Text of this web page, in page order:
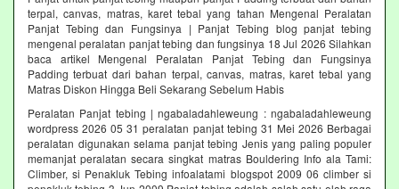
terpal, canvas, matras, karet tebal yang tahan Mengenal Peralatan
Panjat Tebing dan Fungsinya | Panjat Tebing blog panjat tebing
mengenal peralatan panjat tebing dan fungsinya 18 Jul 2026 Silahkan
baca artikel Mengenal Peralatan Panjat Tebing dan Fungsinya
Padding terbuat dari bahan terpal, canvas, matras, karet tebal yang
Matras Diskon Hingga Beli Sekarang Sebelum Habis‎
Peralatan Panjat tebing | ngabaladahleweung : ngabaladahleweung
wordpress 2026 05 31 peralatan panjat tebing 31 Mei 2026 Berbagai
peralatan digunakan selama panjat tebing Jenis yang paling populer
memanjat peralatan secara singkat matras Bouldering Info ala Tami:
Climber, si Penakluk Tebing infoalatami blogspot 2009 06 climber si